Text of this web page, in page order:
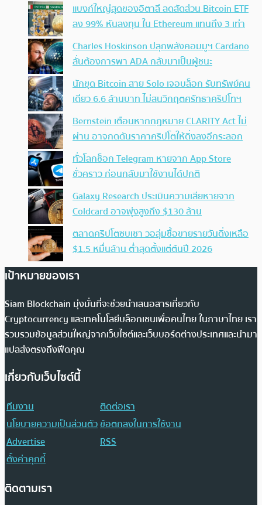
แบงก์ใหญ่สุดของอิตาลี ลดสัดส่วน Bitcoin ETF
ลง 99% หันลงทุน ใน Ethereum แทนถึง 3 เท่า
Charles Hoskinson ปลุกพลังคอมมูฯ Cardano
ลั่นต้องการพา ADA กลับมาเป็นผู้ชนะ
นักขุด Bitcoin สาย Solo เจอบล็อก รับทรัพย์คน
เดียว 6.6 ล้านบาท ไม่สนวิกฤตศรัทธาคริปโทฯ
Bernstein เตือนหากกฎหมาย CLARITY Act ไม่
ผ่าน อาจกดดันราคาคริปโตให้ดิ่งลงอีกระลอก
ทั่วโลกช็อก Telegram หายจาก App Store
ชั่วคราว ก่อนกลับมาใช้งานได้ปกติ
Galaxy Research ประเมินความเสียหายจาก
Coldcard อาจพุ่งสูงถึง $130 ล้าน
ตลาดคริปโตซบเซา วอลุ่มซื้อขายรายวันดิ่งเหลือ
$1.5 หมื่นล้าน ต่ำสุดตั้งแต่ต้นปี 2026
เป้าหมายของเรา
Siam Blockchain มุ่งมั่นที่จะช่วยนำเสนอสารเกี่ยวกับ
Cryptocurrency และเทคโนโลยีบล็อกเชนเพื่อคนไทย ในภาษาไทย เรา
รวบรวมข้อมูลส่วนใหญ่จากเว็บไซต์และเว็บบอร์ดต่างประเทศและนำมา
แปลส่งตรงถึงฟีดคุณ
เกี่ยวกับเว็บไซต์นี้
ทีมงาน
ติดต่อเรา
นโยบายความเป็นส่วนตัวข้อตกลงในการใช้งาน
Advertise
RSS
ตั้งค่าคุกกี้
ติดตามเรา